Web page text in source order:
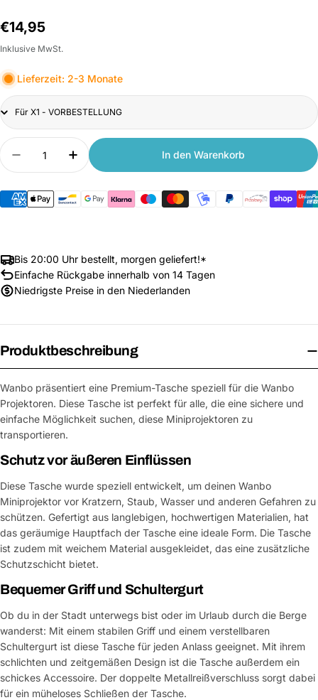
Normalpreis
€14,95
Inklusive MwSt.
Lieferzeit: 2-3 Monate
Title
Anzahl
Menge verringern für Xiaomi Wanbo Beamer-
Anzahl erhöhen für Xiaomi Wanbo
In den Warenkorb
Bis 20:00 Uhr bestellt, morgen geliefert!*
Einfache Rückgabe innerhalb von 14 Tagen
Niedrigste Preise in den Niederlanden
Produktbeschreibung
Wanbo präsentiert eine Premium-Tasche speziell für die Wanbo
Projektoren. Diese Tasche ist perfekt für alle, die eine sichere und
einfache Möglichkeit suchen, diese Miniprojektoren zu
transportieren.
Schutz vor äußeren Einflüssen
Diese Tasche wurde speziell entwickelt, um deinen Wanbo
Miniprojektor vor Kratzern, Staub, Wasser und anderen Gefahren zu
schützen. Gefertigt aus langlebigen, hochwertigen Materialien, hat
das geräumige Hauptfach der Tasche eine ideale Form. Die Tasche
ist zudem mit weichem Material ausgekleidet, das eine zusätzliche
Schutzschicht bietet.
Bequemer Griff und Schultergurt
Ob du in der Stadt unterwegs bist oder im Urlaub durch die Berge
wanderst: Mit einem stabilen Griff und einem verstellbaren
Schultergurt ist diese Tasche für jeden Anlass geeignet. Mit ihrem
schlichten und zeitgemäßen Design ist die Tasche außerdem ein
schickes Accessoire. Der doppelte Metallreißverschluss sorgt dabei
für ein müheloses Schließen der Tasche.